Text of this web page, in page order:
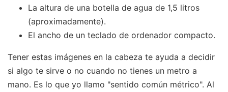
La altura de una botella de agua de 1,5 litros
(aproximadamente).
El ancho de un teclado de ordenador compacto.
Tener estas imágenes en la cabeza te ayuda a decidir
si algo te sirve o no cuando no tienes un metro a
mano. Es lo que yo llamo "sentido común métrico". Al